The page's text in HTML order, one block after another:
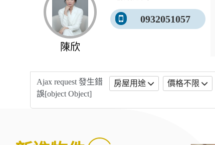
陳欣
0932051057
Ajax request 發生錯
誤[object Object]
房屋用途 價格不限